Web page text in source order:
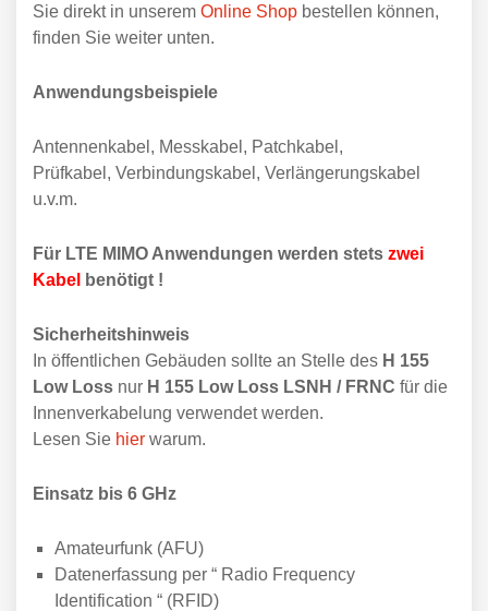
Sie direkt in unserem Online Shop bestellen können,
finden Sie weiter unten.
Anwendungsbeispiele
Antennenkabel, Messkabel, Patchkabel,
Prüfkabel, Verbindungskabel, Verlängerungskabel
u.v.m.
Für LTE MIMO Anwendungen werden stets zwei
Kabel
benötigt !
Sicherheitshinweis
In öffentlichen Gebäuden sollte an Stelle des H 155
Low Loss nur H 155 Low Loss LSNH / FRNC für die
Innenverkabelung verwendet werden.
Lesen Sie hier warum.
Einsatz bis 6 GHz
Amateurfunk (AFU)
Datenerfassung per “ Radio Frequency
Identification “ (RFID)